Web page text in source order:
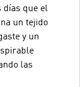
días que el
un tejido
y un
las